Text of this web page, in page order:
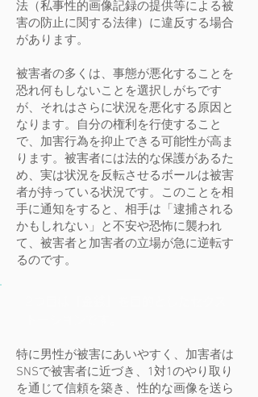
法（私事性的画像記録の提供等による被
害の防止に関する法律）に違反する場合
があります。
被害者の多くは、事態が悪化することを
恐れ何もしないことを選択しがちです
が、それはさらに状況を悪化する原因と
なります。自分の権利を行使すること
で、加害行為を抑止できる可能性が高ま
ります。被害者には法的な保護があるた
め、実は状況を反転させるボールは被害
者が持っている状況です。このことを相
手に通知をすると、相手は「逮捕される
かもしれない」と不安や恐怖に襲われ
て、被害者と加害者の立場が急に逆転す
るのです。
特に男性が被害にあいやすく、加害者は
SNSで被害者に近づき、1対1のやり取り
を通じて信頼を築き、性的な画像を送ら